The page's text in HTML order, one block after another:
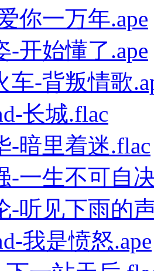
你一万年.ape
-开始懂了.ape
车-背叛情歌
长城.flac
-暗里着迷.flac
-一生不可自
-听见下雨的
我是愤怒.ape